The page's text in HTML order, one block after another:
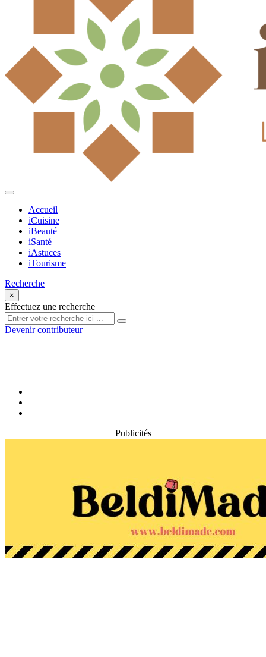
Accueil
iCuisine
iBeauté
iSanté
iAstuces
iTourisme
Recherche
×
Effectuez une recherche
Devenir contributeur
Publicités